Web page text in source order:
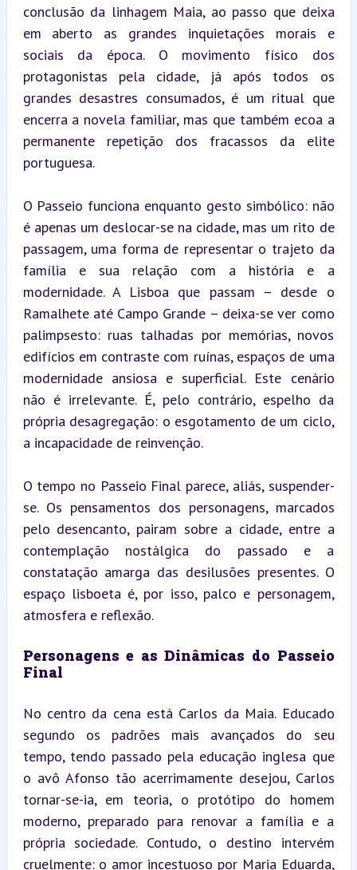
conclusão da linhagem Maia, ao passo que deixa
em aberto as grandes inquietações morais e
sociais da época. O movimento físico dos
protagonistas pela cidade, já após todos os
grandes desastres consumados, é um ritual que
encerra a novela familiar, mas que também ecoa a
permanente repetição dos fracassos da elite
portuguesa.
O Passeio funciona enquanto gesto simbólico: não
é apenas um deslocar-se na cidade, mas um rito de
passagem, uma forma de representar o trajeto da
família e sua relação com a história e a
modernidade. A Lisboa que passam – desde o
Ramalhete até Campo Grande – deixa-se ver como
palimpsesto: ruas talhadas por memórias, novos
edifícios em contraste com ruínas, espaços de uma
modernidade ansiosa e superficial. Este cenário
não é irrelevante. É, pelo contrário, espelho da
própria desagregação: o esgotamento de um ciclo,
a incapacidade de reinvenção.
O tempo no Passeio Final parece, aliás, suspender-
se. Os pensamentos dos personagens, marcados
pelo desencanto, pairam sobre a cidade, entre a
contemplação nostálgica do passado e a
constatação amarga das desilusões presentes. O
espaço lisboeta é, por isso, palco e personagem,
atmosfera e reflexão.
Personagens e as Dinâmicas do Passeio
Final
No centro da cena está Carlos da Maia. Educado
segundo os padrões mais avançados do seu
tempo, tendo passado pela educação inglesa que
o avô Afonso tão acerrimamente desejou, Carlos
tornar-se-ia, em teoria, o protótipo do homem
moderno, preparado para renovar a família e a
própria sociedade. Contudo, o destino intervém
cruelmente: o amor incestuoso por Maria Eduarda,